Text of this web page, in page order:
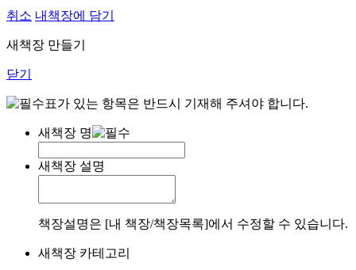
취소 내책장에 담기
새책장 만들기
닫기
표가 있는 항목은 반드시 기재해 주셔야 합니다.
새책장 명
새책장 설명
책장설명은 [내 책장/책장목록]에서 수정할 수 있습니다.
새책장 카테고리